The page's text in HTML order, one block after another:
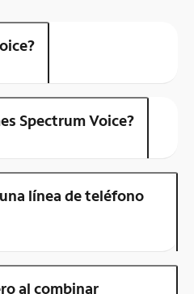
Spectrum Voice?
línea de teléfono
al combinar